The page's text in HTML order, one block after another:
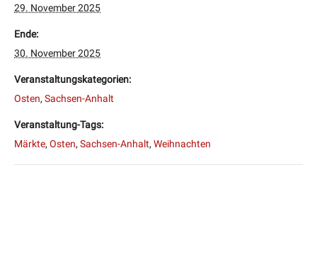
29. November 2025
Ende:
30. November 2025
Veranstaltungskategorien:
Osten, Sachsen-Anhalt
Veranstaltung-Tags:
Märkte, Osten, Sachsen-Anhalt, Weihnachten